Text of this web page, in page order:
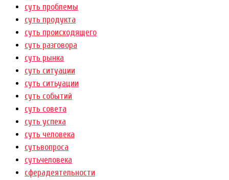
суть проблемы
суть продукта
суть происходящего
суть разговора
суть рынка
суть ситуации
суть ситьуации
суть событий
суть совета
суть успеха
суть человека
сутьвопроса
сутьчеловека
сферадеятельности